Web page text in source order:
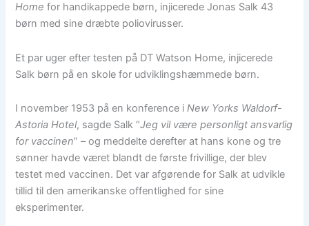
Home for handikappede børn, injicerede Jonas Salk 43
børn med sine dræbte poliovirusser.
Et par uger efter testen på DT Watson Home, injicerede
Salk børn på en skole for udviklingshæmmede børn.
I november 1953 på en konference iNew Yorks Waldorf-
Astoria Hotel, sagde Salk “Jeg vil være personligt ansvarlig
for vaccinen” – og meddelte derefter at hans kone og tre
sønner havde været blandt de første frivillige, der blev
testet med vaccinen. Det var afgørende for Salk at udvikle
tillid til den amerikanske offentlighed for sine
eksperimenter.